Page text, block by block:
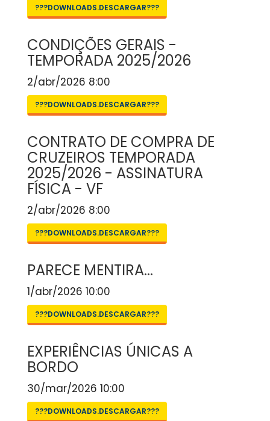
???DOWNLOADS.DESCARGAR???
CONDIÇÕES GERAIS -
TEMPORADA 2025/2026
2/abr/2026 8:00
???DOWNLOADS.DESCARGAR???
CONTRATO DE COMPRA DE
CRUZEIROS TEMPORADA
2025/2026 - ASSINATURA
FÍSICA - VF
2/abr/2026 8:00
???DOWNLOADS.DESCARGAR???
PARECE MENTIRA...
1/abr/2026 10:00
???DOWNLOADS.DESCARGAR???
EXPERIÊNCIAS ÚNICAS A
BORDO
30/mar/2026 10:00
???DOWNLOADS.DESCARGAR???